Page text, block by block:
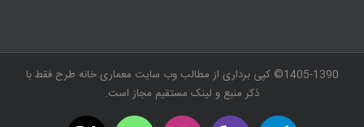
1405-1390© کپی برداری از مطالب وب سایت معماری خانه طرح فقط با
ذکر منبع و لینک مستقیم مجاز است.